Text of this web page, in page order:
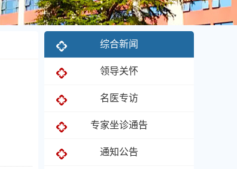
综合新闻
领导关怀
名医专访
专家坐诊通告
通知公告